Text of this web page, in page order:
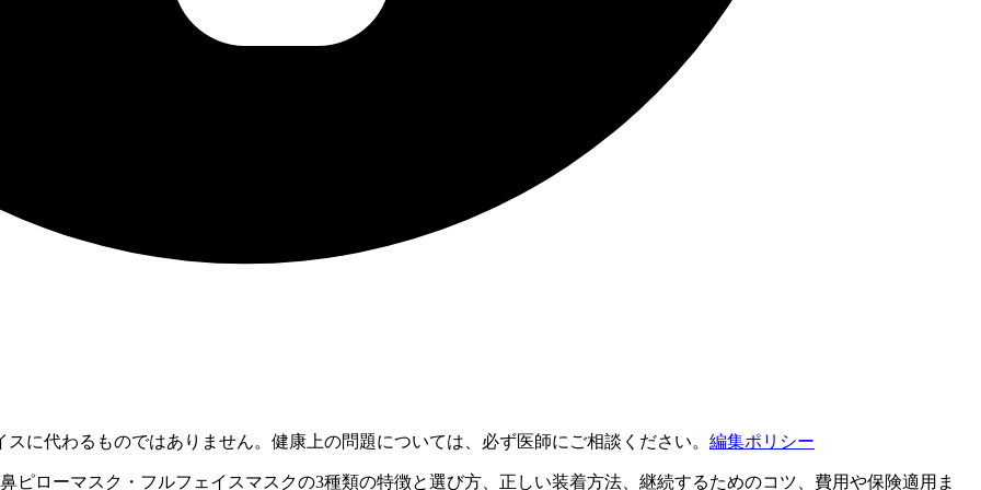
に代わるものではありません。健康上の問題については、必ず医師にご相談ください。 編集ポリシー
ピローマスク・フルフェイスマスクの3種類の特徴と選び方、正しい装着方法、継続するためのコツ、費用や保険適用ま